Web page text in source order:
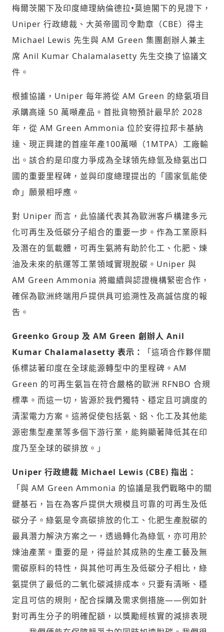
梅爾茨閣下及印度總理納倫德拉•莫迪閣下的見證下，
Uniper 行政總裁、大英帝國司令勳章（CBE）得主
Michael Lewis 先生與 AM Green 集團創辦人兼主
席 Anil Kumar Chalamalasetty 先生交換了協議文
件。
根據協議，Uniper 每年將從 AM Green 的綠氨項目
承購高達 50 萬噸產品。首批貨物預計最早於 2028
年，從 AM Green Ammonia 位於安得拉邦卡基納
達、現正興建的首座年產100萬噸（1MTPA）工廠輸
出。該合約是印度力爭成為全球領先綠氫及綠氨出口
國的重要里程碑，並與印度總理提出的「國家氫能使
命」願景相呼應。
對 Uniper 而言，此協議代表其為歐洲客戶構建多元
化可再生及低碳分子組合的重要一步。作為工業原料
及潛在的氫載體，可再生氨將有助於化工、化肥、煉
油及未來的航運等工業領域實現脫碳。Uniper 與
AM Green Ammonia 將繼續與認證機構緊密合作，
確保為歐洲終端用戶提供具可追溯性及高誠信度的報
告。
Greenko Group 及 AM Green 創辦人 Anil
Kumar Chalamalasetty 表示：
「這項合作夥伴關
係標誌著印度在全球能源轉型中的里程碑。AM
Green 的可再生氨旨在符合嚴格的歐洲 RFNBO 合規
標準。而這一切，皆源於我們獨特、穩定且可調度的
清潔電力方案。這將促使包括氨、鋁、化工及其他能
源密集型產業等多個下游行業，能夠顯著降低其在印
度乃至全球的碳排放。」
Uniper 行政總裁 Michael Lewis (CBE) 指出：
「與 AM Green Ammonia 的協議是我們戰略中的關
鍵基石，旨在為客戶提供大規模且可靠的可再生及低
碳分子。綠氨是令高碳排放的化工、化肥生產脫碳的
最具潛力解決方案之一，透過轉化為綠氫，亦可用於
煉油產業。重要的是，得益於其成熟的生產工藝及無
需碳原料的特性，與其他可再生及低碳分子相比，綠
氨提供了最低的二氧化碳減排成本。只要有清晰、穩
定且可信的規則，配合採購及需求側措施——例如針
對可再生分子的明確配額，以獎勵經核實的減排表現